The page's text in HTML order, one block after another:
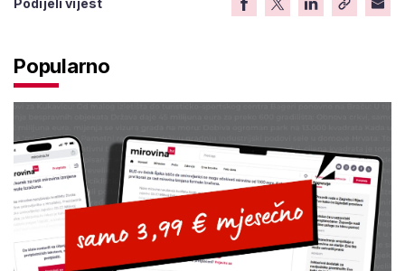
Podijeli vijest
Popularno